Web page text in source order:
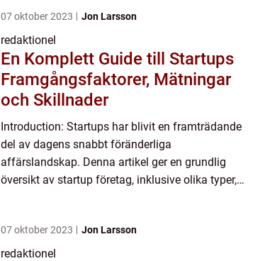
07 oktober 2023 Jon Larsson
redaktionel
En Komplett Guide till Startups
Framgångsfaktorer, Mätningar
och Skillnader
Introduction: Startups har blivit en framträdande
del av dagens snabbt föränderliga
affärslandskap. Denna artikel ger en grundlig
översikt av startup företag, inklusive olika typer,
07 oktober 2023 Jon Larsson
redaktionel